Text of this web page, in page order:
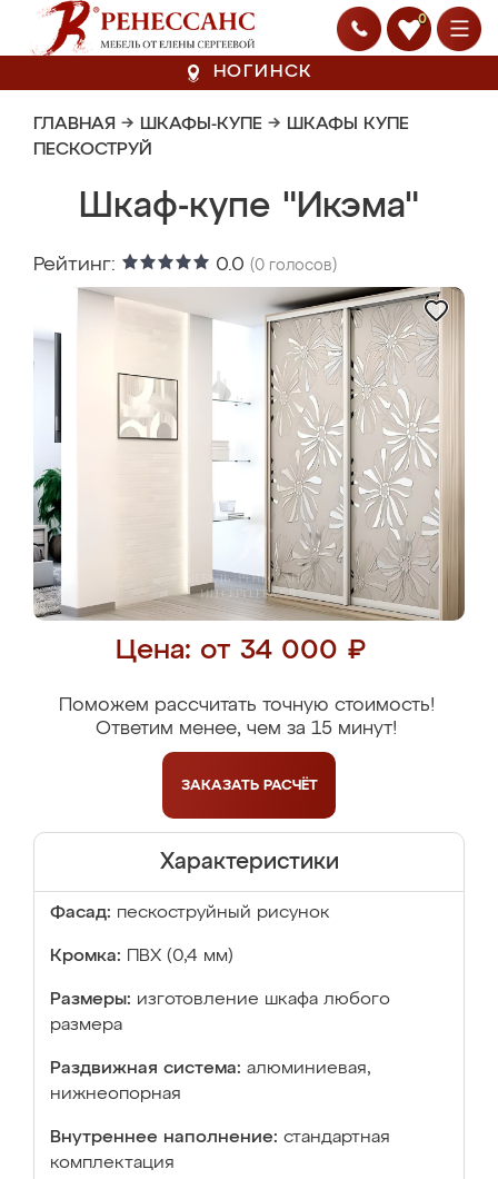
0
НОГИНСК
ГЛАВНАЯ → ШКАФЫ-КУПЕ → ШКАФЫ КУПЕ
ПЕСКОСТРУЙ
Шкаф-купе "Икэма"
Рейтинг: 0.0 (0 голосов)
Цена: от 34 000 ₽
Поможем рассчитать точную стоимость!
Ответим менее, чем за 15 минут!
ЗАКАЗАТЬ РАСЧЁТ
Характеристики
Фасад: пескоструйный рисунок
Кромка: ПВХ (0,4 мм)
Размеры: изготовление шкафа любого
размера
Раздвижная система: алюминиевая,
нижнеопорная
Внутреннее наполнение: стандартная
комплектация